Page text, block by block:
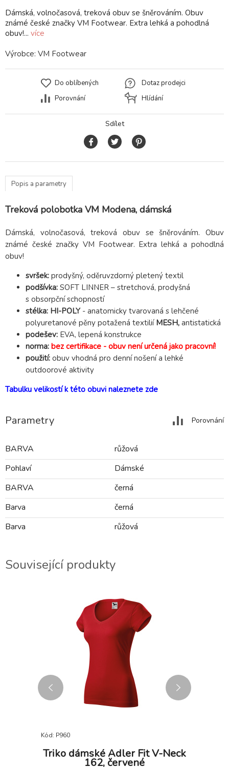
Dámská, volnočasová, treková obuv se šněrováním. Obuv
známé české značky VM Footwear. Extra lehká a pohodlná
obuv!... více
Výrobce: VM Footwear
Do oblíbených
Porovnání
Dotaz prodejci
Hlídání
Sdílet
Popis a parametry
Treková polobotka VM Modena, dámská
Dámská, volnočasová, treková obuv se šněrováním. Obuv
známé české značky VM Footwear. Extra lehká a pohodlná
obuv!
svršek: prodyšný, oděruvzdorný pletený textil
podšívka: SOFT LINNER – stretchová, prodyšná
s obsorpční schopností
stélka: HI-POLY- anatomicky tvarovaná s lehčené
polyuretanové pěny potažená textilií MESH, antistatická
podešev: EVA, lepená konstrukce
norma: bez certifikace - obuv není určená jako pracovní!
použití: obuv vhodná pro denní nošení a lehké
outdoorové aktivity
Tabulku velikostí k této obuvi naleznete zde
Parametry Porovnání
BARVA
růžová
Pohlaví
Dámské
BARVA
černá
Barva
černá
Barva
růžová
Související produkty
Kód: P960
Triko dámské Adler Fit V-Neck
162, červené